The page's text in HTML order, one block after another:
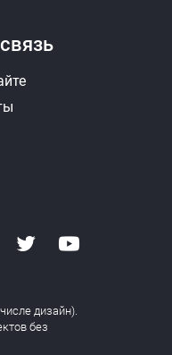
дизайн).
без